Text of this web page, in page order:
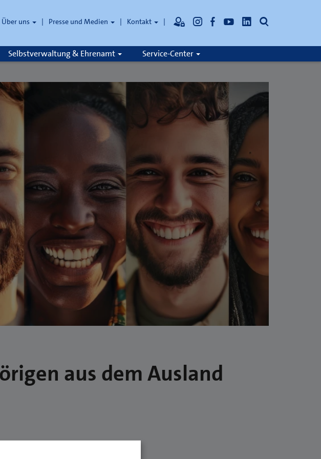
Über uns Presse und Medien Kontakt
Selbstverwaltung & Ehrenamt Service-Center
aus dem Ausland